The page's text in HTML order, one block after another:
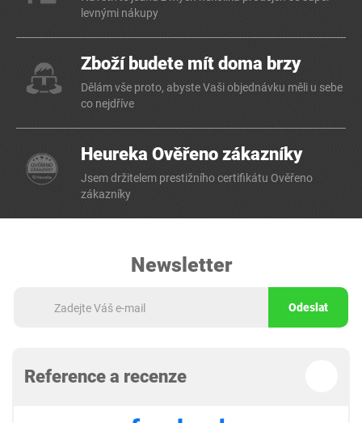
levnými nákupy
Zboží budete mít doma brzy
Dělám vše proto, abyste Vaši objednávku měli u sebe
co nejdříve
Heureka Ověřeno zákazníky
Jsem držitelem prestižního certifikátu Ověřeno
zákazníky
Newsletter
Odeslat
Reference a recenze